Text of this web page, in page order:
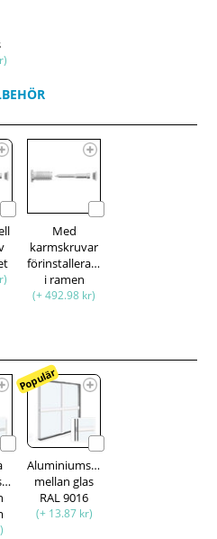
Med
karmskruvar
förinstallerade
i ramen
(+ 492.98 kr)
Populär
Aluminiumspröjsar
mellan glas
RAL 9016
(+ 13.87 kr)